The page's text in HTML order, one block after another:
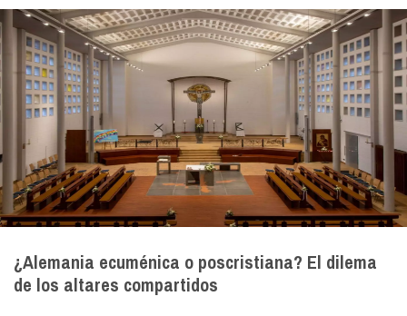
¿Alemania ecuménica o poscristiana? El dilema
de los altares compartidos